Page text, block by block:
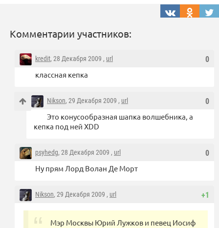
Комментарии участников:
0
kredit, 28 Декабря 2009 , url
классная кепка
0
Nikson, 29 Декабря 2009 , url
Это конусообразная шапка волшебника, а
кепка под ней XDD
0
psyhedg, 28 Декабря 2009 , url
Ну прям Лорд Волан Де Морт
+1
Nikson, 29 Декабря 2009 , url
Мэр Москвы Юрий Лужков и певец Иосиф